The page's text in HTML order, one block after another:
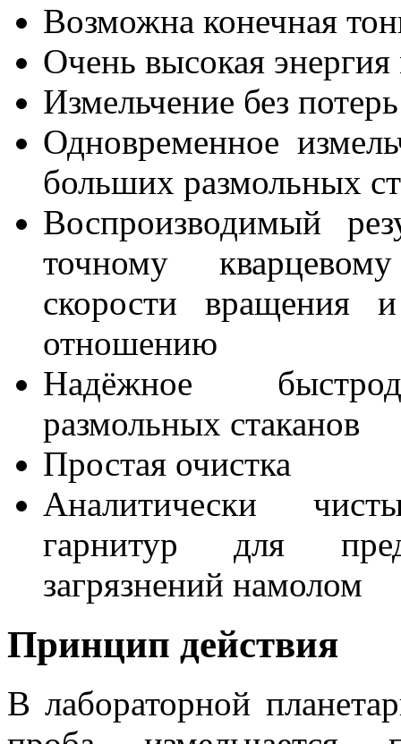
Возможна конечная
Очень высокая
Измельчение без
Одновременное
больших размольных
Воспроизводимый
точному
скорости вращения
отношению
Надёжное
размольных стаканов
Простая очистка
Aналитически
гарнитур для
загрязнений намолом
Принцип действия
В лабораторной